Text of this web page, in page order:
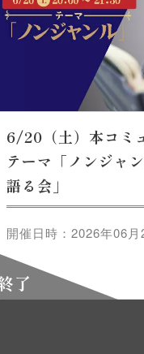
6/20（土）本コミ
テーマ「ノンジャ
語る会」
開催日時：2026年06
了